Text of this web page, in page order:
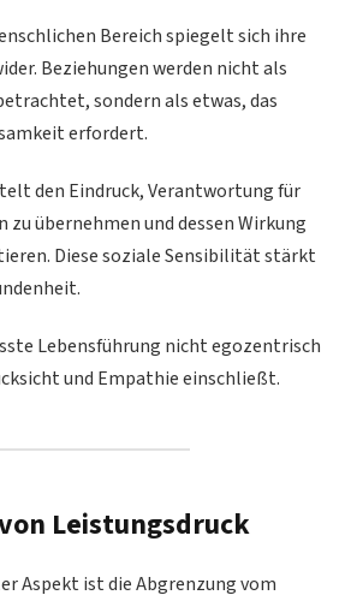
Bereich spiegelt sich ihre
Beziehungen werden nicht als
sondern als etwas, das
erfordert.
den Eindruck, Verantwortung für
zu übernehmen und dessen Wirkung
Diese soziale Sensibilität stärkt
Lebensführung nicht egozentrisch
und Empathie einschließt.
Leistungsdruck
Aspekt ist die Abgrenzung vom